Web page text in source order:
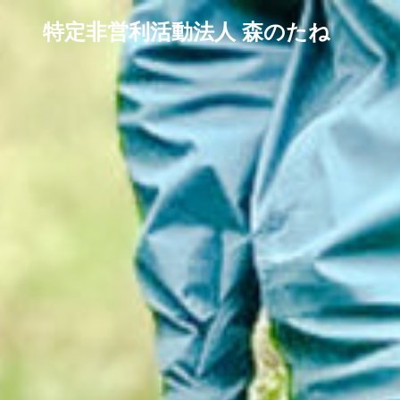
特定非営利活動法人 森のたね